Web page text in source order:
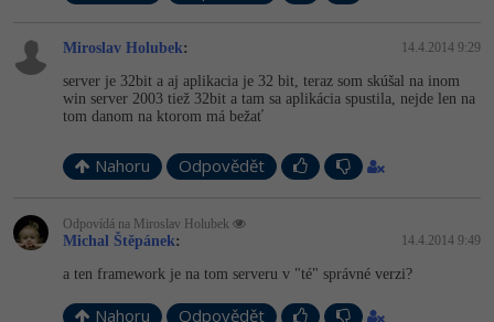
Fórum
Testování softwaru
Datová analýza
Digitální gramotnost
HTML/CSS -80%
-80%
Příběhy absolventů
Miroslav Holubek: 14.4.2014 9:29
server je 32bit a aj aplikacia je 32 bit, teraz som skúšal na inom
win server 2003 tiež 32bit a tam sa aplikácia spustila, nejde len na
tom danom na ktorom má bežať
Nahoru Odpovědět
Odpovídá na Miroslav Holubek
Michal Štěpánek: 14.4.2014 9:49
a ten framework je na tom serveru v "té" správné verzi?
Nahoru Odpovědět